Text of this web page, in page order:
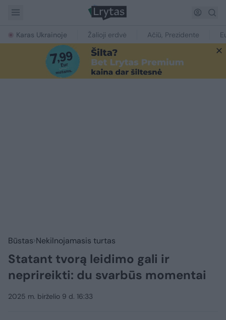
Karas Ukrainoje Žalioji erdvė Ačiū, Prezidente
Būstas Nekilnojamasis turtas
Statant tvorą leidimo gali ir
neprireikti: du svarbūs momentai
2025 m. birželio 9 d. 16:33